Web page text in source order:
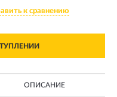
к сравнению
ОПИСАНИЕ